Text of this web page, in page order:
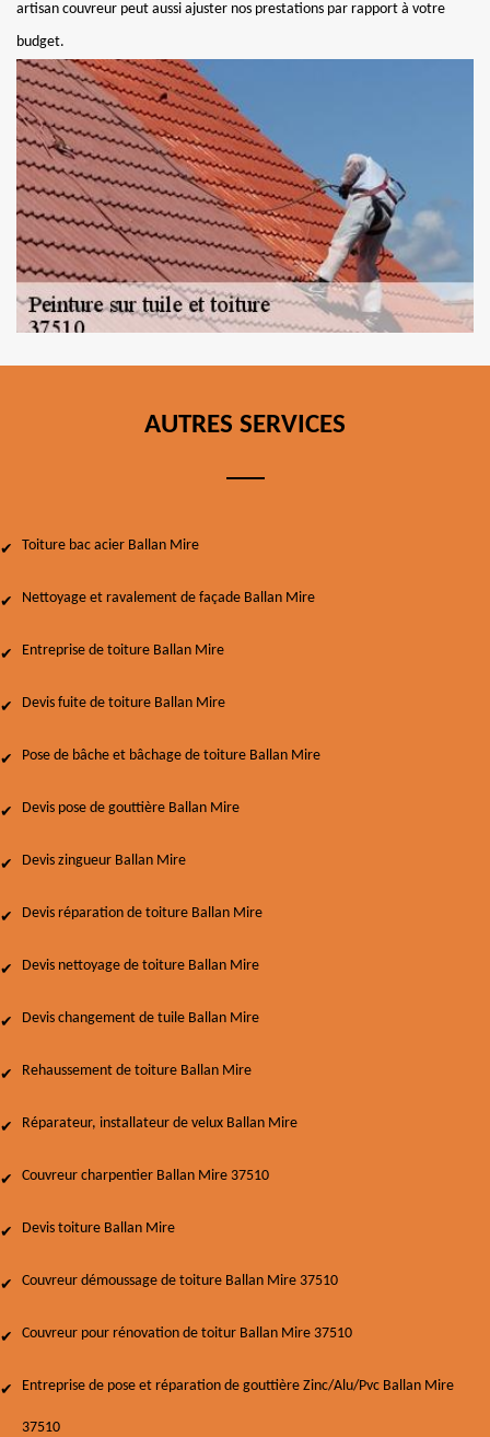
artisan couvreur peut aussi ajuster nos prestations par rapport à votre
budget.
AUTRES SERVICES
Toiture bac acier Ballan Mire
Nettoyage et ravalement de façade Ballan Mire
Entreprise de toiture Ballan Mire
Devis fuite de toiture Ballan Mire
Pose de bâche et bâchage de toiture Ballan Mire
Devis pose de gouttière Ballan Mire
Devis zingueur Ballan Mire
Devis réparation de toiture Ballan Mire
Devis nettoyage de toiture Ballan Mire
Devis changement de tuile Ballan Mire
Rehaussement de toiture Ballan Mire
Réparateur, installateur de velux Ballan Mire
Couvreur charpentier Ballan Mire 37510
Devis toiture Ballan Mire
Couvreur démoussage de toiture Ballan Mire 37510
Couvreur pour rénovation de toitur Ballan Mire 37510
Entreprise de pose et réparation de gouttière Zinc/Alu/Pvc Ballan Mire
37510